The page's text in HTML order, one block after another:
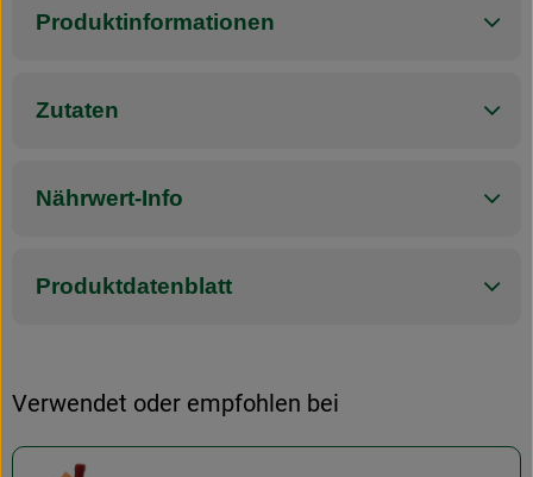
Produktinformationen
Zutaten
Nährwert-Info
Produktdatenblatt
Verwendet oder empfohlen bei